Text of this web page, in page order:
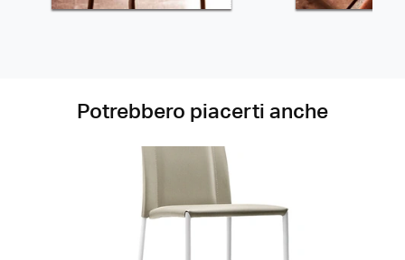
Potrebbero piacerti anche